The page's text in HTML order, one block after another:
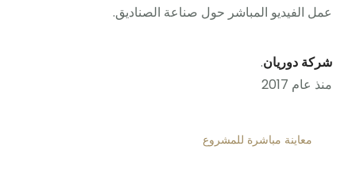
عمل الفيديو المباشر حول صناعة الصناديق.
شركة دوريان.
منذ عام 2017
معاينة مباشرة للمشروع